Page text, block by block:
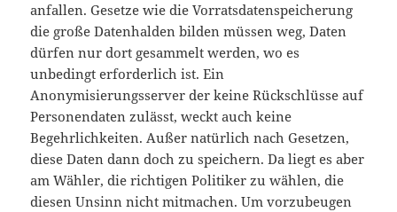
anfallen. Gesetze wie die Vorratsdatenspeicherung
die große Datenhalden bilden müssen weg, Daten
dürfen nur dort gesammelt werden, wo es
unbedingt erforderlich ist. Ein
Anonymisierungsserver der keine Rückschlüsse auf
Personendaten zulässt, weckt auch keine
Begehrlichkeiten. Außer natürlich nach Gesetzen,
diese Daten dann doch zu speichern. Da liegt es aber
am Wähler, die richtigen Politiker zu wählen, die
diesen Unsinn nicht mitmachen. Um vorzubeugen